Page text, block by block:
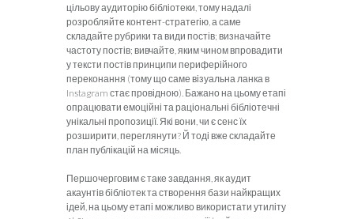
цільову аудиторію бібліотеки, тому надалі
розробляйте контент-стратегію, а саме
складайте рубрики та види постів; визначайте
частоту постів; вивчайте, яким чином впровадити
у тексти постів принципи периферійного
переконання (тому що саме візуальна ланка в
Instagram стає провідною). Бажано на цьому етапі
опрацювати емоційні та раціональні бібліотечні
унікальні пропозиції. Які вони, чи є сенс їх
розширити, переглянути? Й тоді вже складайте
план публікацій на місяць.
Першочерговим є таке завдання, як аудит
акаунтів бібліотек та створення бази найкращих
ідей, на цьому етапі можливо використати утиліту